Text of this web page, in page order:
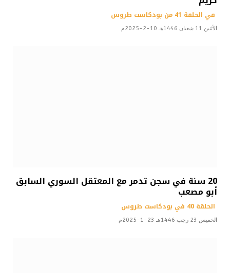
في الحلقة 41 من بودكاست طروس
الأثنين 11 شعبان 1446هـ 10-2-2025م
20 سنة في سجن تدمر مع المعتقل السوري السابق
أبو مصعب
الحلقة 40 في بودكاست طروس
الخميس 23 رجب 1446هـ 23-1-2025م